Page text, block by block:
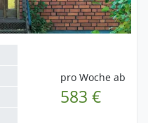
pro Woche ab
583 €